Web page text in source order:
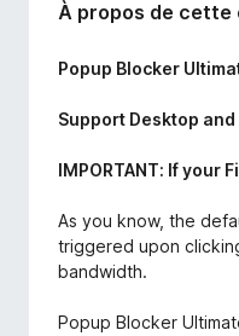
À propos de cette
Popup Blocker
Support Desktop
IMPORTANT: If your
As you know, the
triggered upon
bandwidth.
Popup Blocker